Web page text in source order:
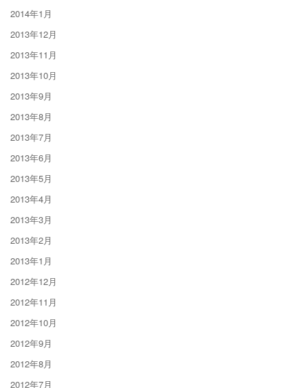
2014年1月
2013年12月
2013年11月
2013年10月
2013年9月
2013年8月
2013年7月
2013年6月
2013年5月
2013年4月
2013年3月
2013年2月
2013年1月
2012年12月
2012年11月
2012年10月
2012年9月
2012年8月
2012年7月